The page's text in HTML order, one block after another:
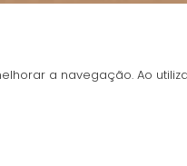
a navegação. Ao